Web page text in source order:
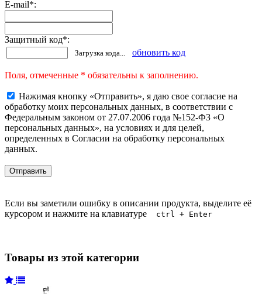
E-mail*:
Защитный код*:
Загрузка кода... обновить код
Поля, отмеченные * обязательны к заполнению.
Нажимая кнопку «Отправить», я даю свое согласие на
обработку моих персональных данных, в соответствии с
Федеральным законом от 27.07.2006 года №152-ФЗ «О
персональных данных», на условиях и для целей,
определенных в Согласии на обработку персональных
данных.
Если вы заметили ошибку в описании продукта, выделите её
курсором и нажмите на клавиатуре
ctrl + Enter
Товары из этой категории